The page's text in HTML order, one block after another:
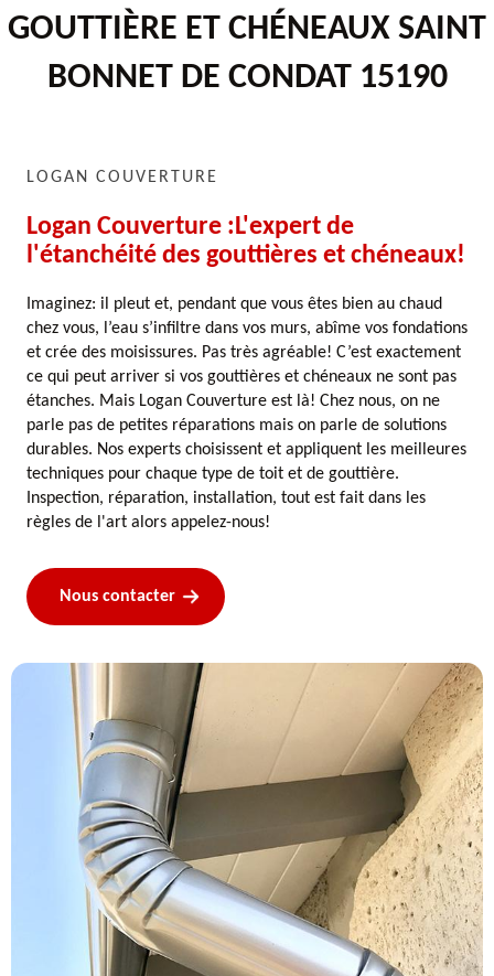
GOUTTIÈRE ET CHÉNEAUX SAINT
BONNET DE CONDAT 15190
LOGAN COUVERTURE
Logan Couverture :L'expert de
l'étanchéité des gouttières et chéneaux!
Imaginez: il pleut et, pendant que vous êtes bien au chaud
chez vous, l’eau s’infiltre dans vos murs, abîme vos fondations
et crée des moisissures. Pas très agréable! C’est exactement
ce qui peut arriver si vos gouttières et chéneaux ne sont pas
étanches. Mais Logan Couverture est là! Chez nous, on ne
parle pas de petites réparations mais on parle de solutions
durables. Nos experts choisissent et appliquent les meilleures
techniques pour chaque type de toit et de gouttière.
Inspection, réparation, installation, tout est fait dans les
règles de l'art alors appelez-nous!
Nous contacter